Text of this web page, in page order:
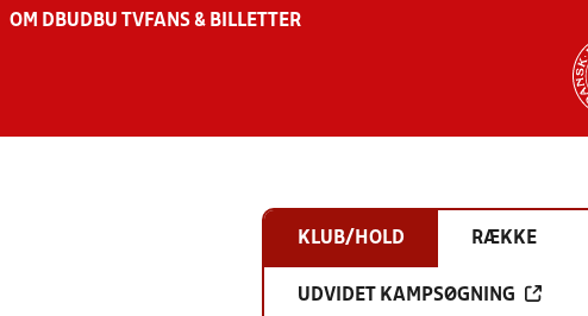
OM DBU DBU TV FANS & BILLETTER
KLUB/HOLD RÆKKE
UDVIDET KAMPSØGNING